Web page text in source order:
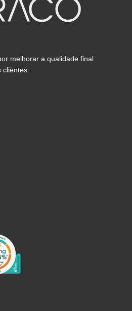
melhorar a qualidade final
clientes.